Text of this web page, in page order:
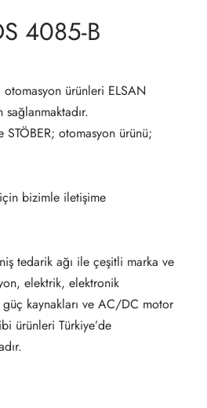
4085-B
otomasyon ürünleri ELSAN
STÖBER; otomasyon ürünü;
bizimle iletişime
tedarik ağı ile çeşitli marka ve
elektrik, elektronik
güç kaynakları ve AC/DC motor
ürünleri Türkiye’de